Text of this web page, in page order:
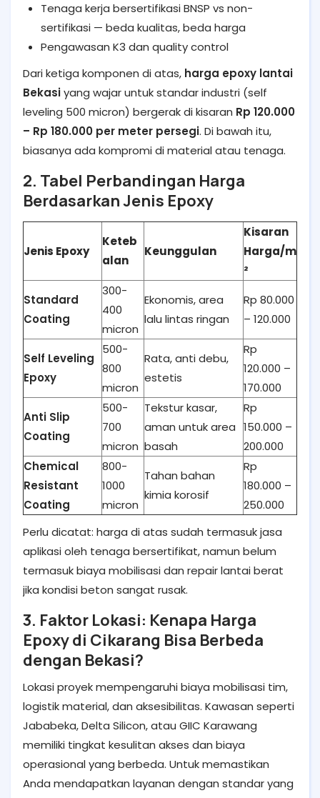
Tenaga kerja bersertifikasi BNSP vs non-
sertifikasi — beda kualitas, beda harga
Pengawasan K3 dan quality control
Dari ketiga komponen di atas, harga epoxy lantai
Bekasiyang wajar untuk standar industri (self
leveling 500 micron) bergerak di kisaran Rp 120.000
– Rp 180.000 per meter persegi. Di bawah itu,
biasanya ada kompromi di material atau tenaga.
2. Tabel Perbandingan Harga
Berdasarkan Jenis Epoxy
Jenis Epoxy
Keteb
alan
Keunggulan
Kisaran
Harga/m
²
Standard
Coating
300-
400
micron
Ekonomis, area
lalu lintas ringan
Rp 80.000
– 120.000
Self Leveling
Epoxy
500-
800
micron
Rata, anti debu,
estetis
Rp
120.000 –
170.000
Anti Slip
Coating
500-
700
micron
Tekstur kasar,
aman untuk area
basah
Rp
150.000 –
200.000
Chemical
Resistant
Coating
800-
1000
micron
Tahan bahan
kimia korosif
Rp
180.000 –
250.000
Perlu dicatat: harga di atas sudah termasuk jasa
aplikasi oleh tenaga bersertifikat, namun belum
termasuk biaya mobilisasi dan repair lantai berat
jika kondisi beton sangat rusak.
3. Faktor Lokasi: Kenapa Harga
Epoxy di Cikarang Bisa Berbeda
dengan Bekasi?
Lokasi proyek mempengaruhi biaya mobilisasi tim,
logistik material, dan aksesibilitas. Kawasan seperti
Jababeka, Delta Silicon, atau GIIC Karawang
memiliki tingkat kesulitan akses dan biaya
operasional yang berbeda. Untuk memastikan
Anda mendapatkan layanan dengan standar yang